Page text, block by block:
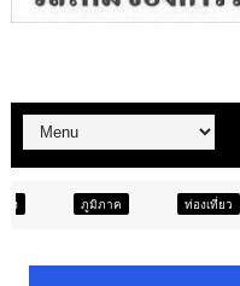
ท่องเที่ยว บันเทิง